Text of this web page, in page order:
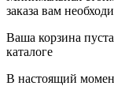
заказа вам
Ваша корзина
каталоге
В настоящий